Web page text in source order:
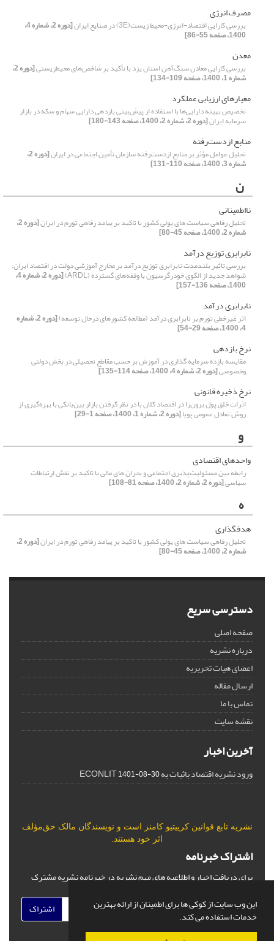
این وب سایت از کوکی ها برای اطمینان از ارائه بهترین
خدمات استفاده می کند.
مصرف انرژی
بررسی کارایی اقتصاد-انرژی-محیط زیست(3E) در صنایع ایران [دوره 2، شماره 4،
1400، صفحه 55-86]
معدن
بررسی کارایی معادن سنگ‌آهن استان یزد با تأکید بر شاخص‌های محیط‌زیستی [دوره 2،
شماره 1، 1400، صفحه 109-134]
معیار‌های ارزیابی عملکرد
تخصیص بهینه دارایی‌ها با استفاده از پیش‌بینی بازدهی دارایی سهام و سکه در بازار
سرمایه ایران[دوره 2، شماره 2، 1400، صفحه 143-180]
منابع ازدست‌رفته
تحلیل عوامل مؤثر بر منابع ازدست‌رفته سازمان تأمین اجتماعی در ایران [دوره 2،
شماره 3، 1400، صفحه 110-131]
ن
نااطمینانی
تحلیل رفاهی سیاست های پولی کشور با تاکید بر پیامد رفاهی تورم در ایران [دوره 2،
شماره 2، 1400، صفحه 45-80]
نابرابری توزیع درآمد
بررسی تاثیر بلندمدت نابرابری توزیع درآمد بر مخارج آموزشی دولت در اقتصاد ایران:
شواهد جدید از الگوی خودرگرسیون با وقفه‌های گسترده (ARDL) [دوره 2، شماره 4،
1400، صفحه 136-157]
نابرابری درآمد
اثر غیرخطی تورم بر نابرابری درآمد (مطالعه کشورهای درحال توسعه) [دوره 2، شماره
4، 1400، صفحه 29-54]
نرخ بازدهی
مقایسه بازده سرمایه گذاری در آموزش بر حسب مقاطع تحصیلی در بخش دولتی
وخصوصی[دوره 2، شماره 4، 1400، صفحه 114-135]
نرخ ذخیره قانونی
اثرات خلق پول برون‌زا در اقتصاد کلان با در نظر گرفتن بازار بین‌بانکی با بهره‌گیری از
روش تعادل عمومی پویا[دوره 2، شماره 1، 1400، صفحه 1-29]
و
واحدهای اقتصادی
رابطه بین مسئولیت‌پذیری اجتماعی و بحران های مالی با تاکید بر نقش ارتباطات
سیاسی[دوره 2، شماره 2، 1400، صفحه 81-108]
ه
هدفگذاری
تحلیل رفاهی سیاست های پولی کشور با تاکید بر پیامد رفاهی تورم در ایران [دوره 2،
شماره 2، 1400، صفحه 45-80]
دسترسی سریع
صفحه اصلی
درباره نشریه
اعضای هیات تحریریه
ارسال مقاله
تماس با ما
نقشه سایت
آخرین اخبار
ورود نشریه اقتصاد باثبات به ECONLIT1401-08-30
نشریه تابع قوانینکرییتیو کامنز
است و نویسندگان مالک حق‌مؤلف
اثر خود هستند.
اشتراک خبرنامه
برای دریافت اخبار و اطلاعیه های مهم نشریه در خبرنامه نشریه مشترک
اشتراک